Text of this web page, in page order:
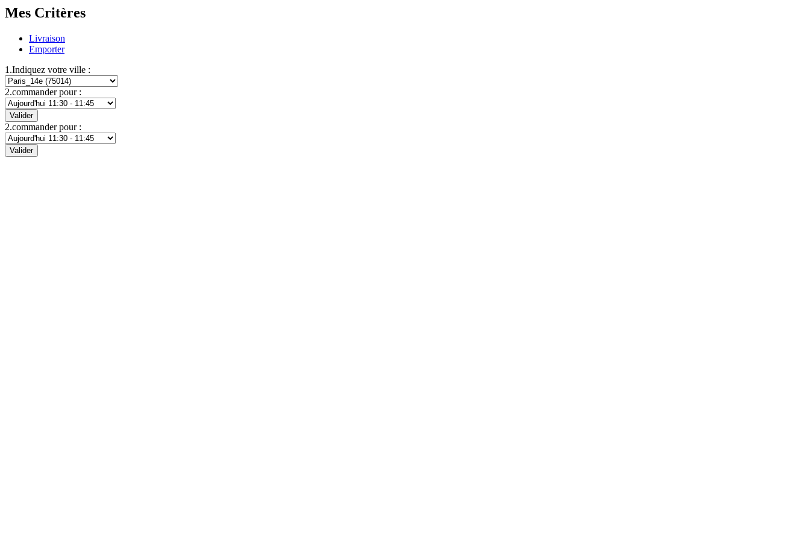
Mes Critères
Livraison
Emporter
1.Indiquez votre ville :
2.commander pour :
Valider
2.commander pour :
Valider